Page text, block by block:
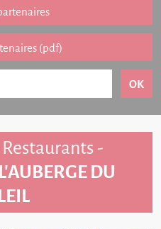
d'or
(pdf)
-
L'AUBERGE DU